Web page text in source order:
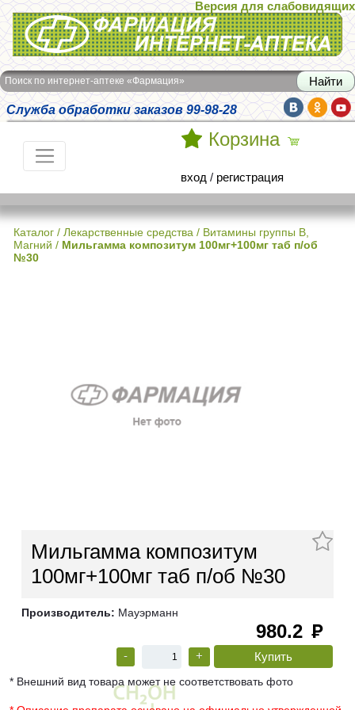
Интернет-аптека Фармация
Версия для слабовидящих
Поиск по интернет-аптеке «Фармация»
Служба обработки заказов 99-98-28
Корзина
вход / регистрация
Каталог / Лекарственные средства / Витамины группы В,
Магний / Мильгамма композитум 100мг+100мг таб п/об
№30
Мильгамма композитум
100мг+100мг таб п/об №30
Производитель: Мауэрманн
980.2 руб
- +
* Внешний вид товара может не соответствовать фото